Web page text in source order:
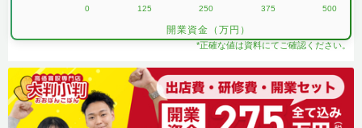
0 125 250 375 500
開業資金（万円）
*正確な値は資料にてご確認ください。